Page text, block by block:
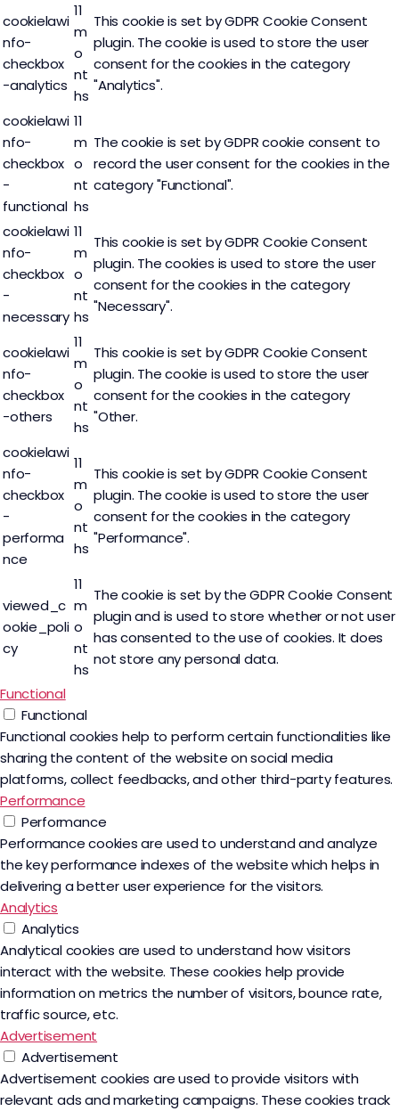
cookielawi
nfo-
checkbox
-analytics
11
m
o
nt
hs
This cookie is set by GDPR Cookie Consent
plugin. The cookie is used to store the user
consent for the cookies in the category
"Analytics".
cookielawi
nfo-
checkbox
-
functional
11
m
o
nt
hs
The cookie is set by GDPR cookie consent to
record the user consent for the cookies in the
category "Functional".
cookielawi
nfo-
checkbox
-
necessary
11
m
o
nt
hs
This cookie is set by GDPR Cookie Consent
plugin. The cookies is used to store the user
consent for the cookies in the category
"Necessary".
cookielawi
nfo-
checkbox
-others
11
m
o
nt
hs
This cookie is set by GDPR Cookie Consent
plugin. The cookie is used to store the user
consent for the cookies in the category
"Other.
cookielawi
nfo-
checkbox
-
performa
nce
11
m
o
nt
hs
This cookie is set by GDPR Cookie Consent
plugin. The cookie is used to store the user
consent for the cookies in the category
"Performance".
viewed_c
ookie_poli
cy
11
m
o
nt
hs
The cookie is set by the GDPR Cookie Consent
plugin and is used to store whether or not user
has consented to the use of cookies. It does
not store any personal data.
Functional
Functional
Functional cookies help to perform certain functionalities like
sharing the content of the website on social media
platforms, collect feedbacks, and other third-party features.
Performance
Performance
Performance cookies are used to understand and analyze
the key performance indexes of the website which helps in
delivering a better user experience for the visitors.
Analytics
Analytics
Analytical cookies are used to understand how visitors
interact with the website. These cookies help provide
information on metrics the number of visitors, bounce rate,
traffic source, etc.
Advertisement
Advertisement
Advertisement cookies are used to provide visitors with
relevant ads and marketing campaigns. These cookies track